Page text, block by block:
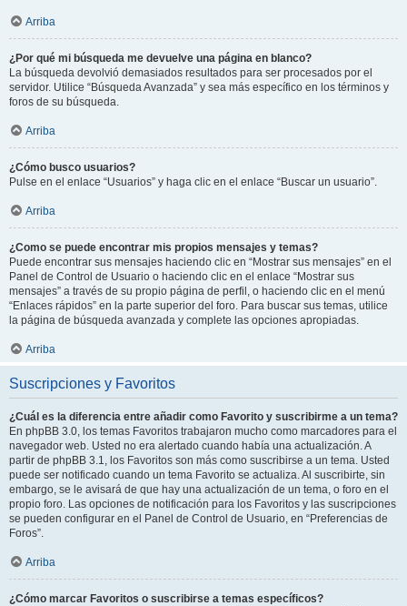
Arriba
¿Por qué mi búsqueda me devuelve una página en blanco?
La búsqueda devolvió demasiados resultados para ser procesados por el
servidor. Utilice “Búsqueda Avanzada” y sea más específico en los términos y
foros de su búsqueda.
Arriba
¿Cómo busco usuarios?
Pulse en el enlace “Usuarios” y haga clic en el enlace “Buscar un usuario”.
Arriba
¿Como se puede encontrar mis propios mensajes y temas?
Puede encontrar sus mensajes haciendo clic en “Mostrar sus mensajes” en el
Panel de Control de Usuario o haciendo clic en el enlace “Mostrar sus
mensajes” a través de su propio página de perfil, o haciendo clic en el menú
“Enlaces rápidos” en la parte superior del foro. Para buscar sus temas, utilice
la página de búsqueda avanzada y complete las opciones apropiadas.
Arriba
Suscripciones y Favoritos
¿Cuál es la diferencia entre añadir como Favorito y suscribirme a un tema?
En phpBB 3.0, los temas Favoritos trabajaron mucho como marcadores para el
navegador web. Usted no era alertado cuando había una actualización. A
partir de phpBB 3.1, los Favoritos son más como suscribirse a un tema. Usted
puede ser notificado cuando un tema Favorito se actualiza. Al suscribirte, sin
embargo, se le avisará de que hay una actualización de un tema, o foro en el
propio foro. Las opciones de notificación para los Favoritos y las suscripciones
se pueden configurar en el Panel de Control de Usuario, en “Preferencias de
Foros”.
Arriba
¿Cómo marcar Favoritos o suscribirse a temas específicos?